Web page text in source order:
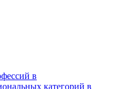
в
категорий в